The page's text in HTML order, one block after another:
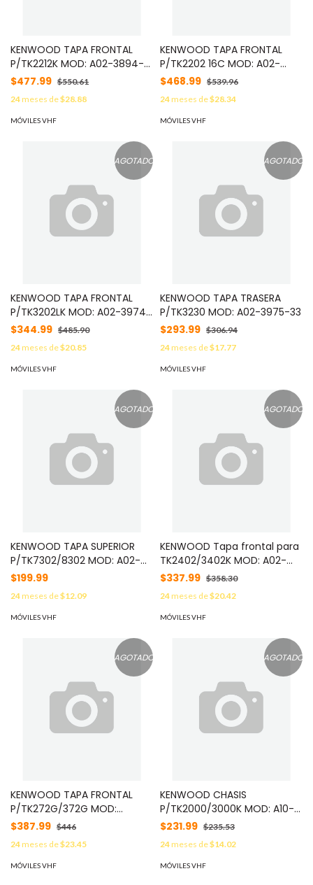
KENWOOD TAPA FRONTAL
P/TK2212K MOD: A02-3894-
63
$477.99 $550.61
24meses de$28.88
MÓVILES VHF
KENWOOD TAPA FRONTAL
P/TK2202 16C MOD: A02-
3954-43
$468.99 $539.96
24meses de$28.34
MÓVILES VHF
AGOTADO
KENWOOD TAPA FRONTAL
P/TK3202LK MOD: A02-3974-
33
$344.99 $485.90
24meses de$20.85
MÓVILES VHF
AGOTADO
KENWOOD TAPA TRASERA
P/TK3230 MOD: A02-3975-33
$293.99 $306.94
24meses de$17.77
MÓVILES VHF
AGOTADO
KENWOOD TAPA SUPERIOR
P/TK7302/8302 MOD: A02-
4073-01
$199.99
24meses de$12.09
MÓVILES VHF
AGOTADO
KENWOOD Tapa frontal para
TK2402/3402K MOD: A02-
4200-03
$337.99 $358.30
24meses de$20.42
MÓVILES VHF
AGOTADO
KENWOOD TAPA FRONTAL
P/TK272G/372G MOD:
A02356883
$387.99 $446
24meses de$23.45
MÓVILES VHF
AGOTADO
KENWOOD CHASIS
P/TK2000/3000K MOD: A10-
4150-41
$231.99 $235.53
24meses de$14.02
MÓVILES VHF